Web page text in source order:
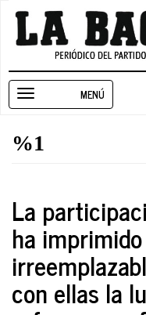
Pasar
contenido
navigation
%1
La
ha
con ellas la